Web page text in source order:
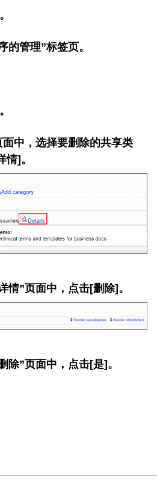
的管理”标签页。
面中，选择要删除的共享类
情]。
情”页面中，点击[删除]。
除”页面中，点击[是]。